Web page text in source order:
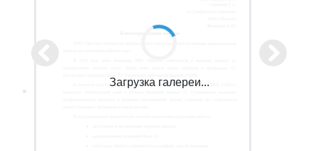
Загрузка галереи...